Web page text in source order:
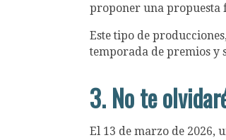
proponer una
Este tipo de
temporada de premios y
3. No te
El 13 de marzo de 2026,